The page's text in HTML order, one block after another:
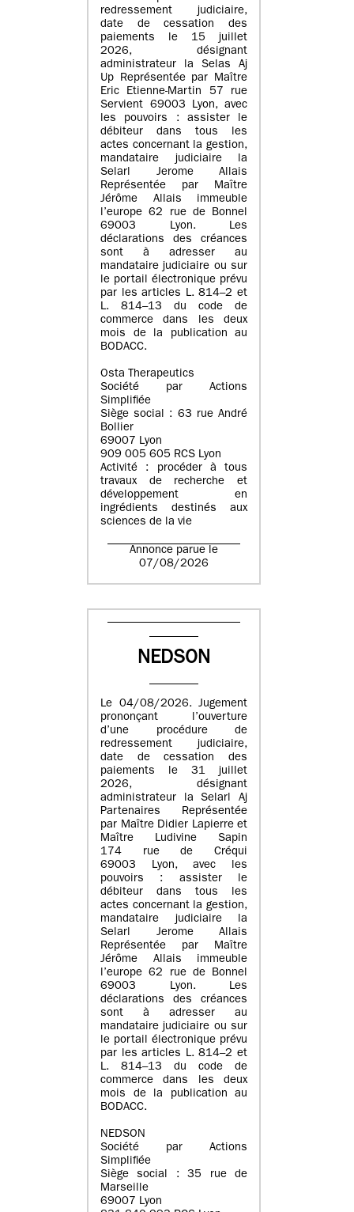
redressement judiciaire,
date de cessation des
paiements le 15 juillet
2026, désignant
administrateur la Selas Aj
Up Représentée par Maître
Eric Etienne-Martin 57 rue
Servient 69003 Lyon, avec
les pouvoirs : assister le
débiteur dans tous les
actes concernant la gestion,
mandataire judiciaire la
Selarl Jerome Allais
Représentée par Maître
Jérôme Allais immeuble
l’europe 62 rue de Bonnel
69003 Lyon. Les
déclarations des créances
sont à adresser au
mandataire judiciaire ou sur
le portail électronique prévu
par les articles L. 814–2 et
L. 814–13 du code de
commerce dans les deux
mois de la publication au
BODACC.
Osta Therapeutics
Société par Actions
Simplifiée
Siège social : 63 rue André
Bollier
69007 Lyon
909 005 605 RCS Lyon
Activité : procéder à tous
travaux de recherche et
développement en
ingrédients destinés aux
sciences de la vie
Annonce parue le
07/08/2026
NEDSON
Le 04/08/2026. Jugement
prononçant l’ouverture
d’une procédure de
redressement judiciaire,
date de cessation des
paiements le 31 juillet
2026, désignant
administrateur la Selarl Aj
Partenaires Représentée
par Maître Didier Lapierre et
Maître Ludivine Sapin
174 rue de Créqui
69003 Lyon, avec les
pouvoirs : assister le
débiteur dans tous les
actes concernant la gestion,
mandataire judiciaire la
Selarl Jerome Allais
Représentée par Maître
Jérôme Allais immeuble
l’europe 62 rue de Bonnel
69003 Lyon. Les
déclarations des créances
sont à adresser au
mandataire judiciaire ou sur
le portail électronique prévu
par les articles L. 814–2 et
L. 814–13 du code de
commerce dans les deux
mois de la publication au
BODACC.
NEDSON
Société par Actions
Simplifiée
Siège social : 35 rue de
Marseille
69007 Lyon